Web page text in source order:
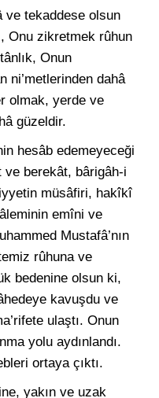
ve tekaddese olsun
Onu zikretmek rûhun
Onun
ni’metlerinden dahâ
olmak, yerde ve
güzeldir.
hesâb edemeyeceği
ve berekât, bârigâh-i
müsâfiri, hakîkî
emîni ve
Mustafâ’nın
rûhuna ve
bedenine olsun ki,
kavuşdu ve
ulaştı. Onun
yolu aydınlandı.
ortaya çıktı.
yakın ve uzak